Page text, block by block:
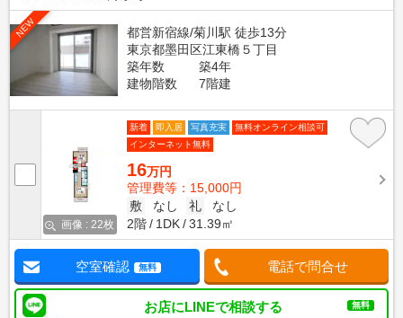
NEW
都営新宿線/菊川駅 徒歩13分
東京都墨田区江東橋５丁目
築年数
築4年
建物階数
7階建
画像 : 22枚
新着 即入居 写真充実
無料オンライン相談可
インターネット無料
16万円
管理費等：15,000円
敷
なし 礼
なし
2階
1DK 31.39㎡
空室確認 無料 電話で問合せ
お店にLINEで相談する 無料